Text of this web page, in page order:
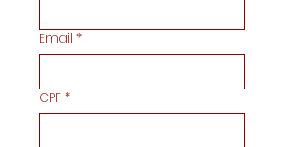
Email *
CPF *